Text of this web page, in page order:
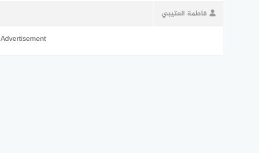
فاطمة العتيبي
Advertisement